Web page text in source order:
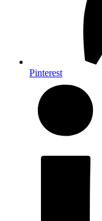
Pinterest